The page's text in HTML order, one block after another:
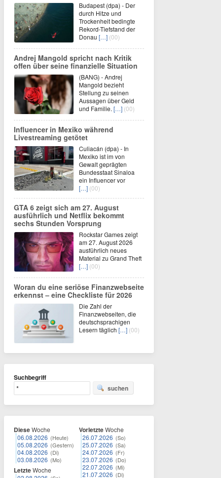
Budapest (dpa) - Der
durch Hitze und
Trockenheit bedingte
Rekord-Tiefstand der
Donau […] (00)
Andrej Mangold spricht nach Kritik
offen über seine finanzielle Situation
(BANG) - Andrej
Mangold bezieht
Stellung zu seinen
Aussagen über Geld
und Familie. […] (00)
Influencer in Mexiko während
Livestreaming getötet
Culiacán (dpa) - In
Mexiko ist im von
Gewalt geprägten
Bundesstaat Sinaloa
ein Influencer vor
[…] (00)
GTA 6 zeigt sich am 27. August
ausführlich und Netflix bekommt
sechs Stunden Vorsprung
Rockstar Games zeigt
am 27. August 2026
ausführlich neues
Material zu Grand Theft
[…] (00)
Woran du eine seriöse Finanzwebseite
erkennst – eine Checkliste für 2026
Die Zahl der
Finanzwebseiten, die
deutschsprachigen
Lesern täglich […] (00)
Suchbegriff
suchen
DieseWoche
06.08.2026 (Heute)
05.08.2026 (Gestern)
04.08.2026 (Di)
03.08.2026 (Mo)
LetzteWoche
VorletzteWoche
26.07.2026 (So)
25.07.2026 (Sa)
24.07.2026 (Fr)
23.07.2026 (Do)
22.07.2026 (Mi)
21.07.2026 (Di)